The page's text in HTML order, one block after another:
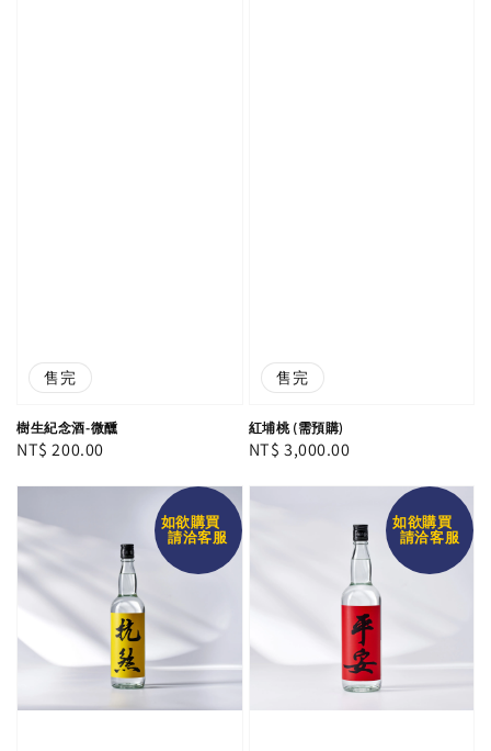
售完
樹生紀念酒-微醺
Regular
NT$ 200.00
售完
紅埔桃 (需預購)
Regular
NT$ 3,000.00
如欲購買
請洽客服
如欲購買
請洽客服